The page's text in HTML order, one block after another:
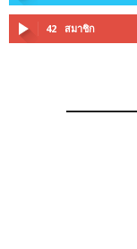
42 สมาชิก